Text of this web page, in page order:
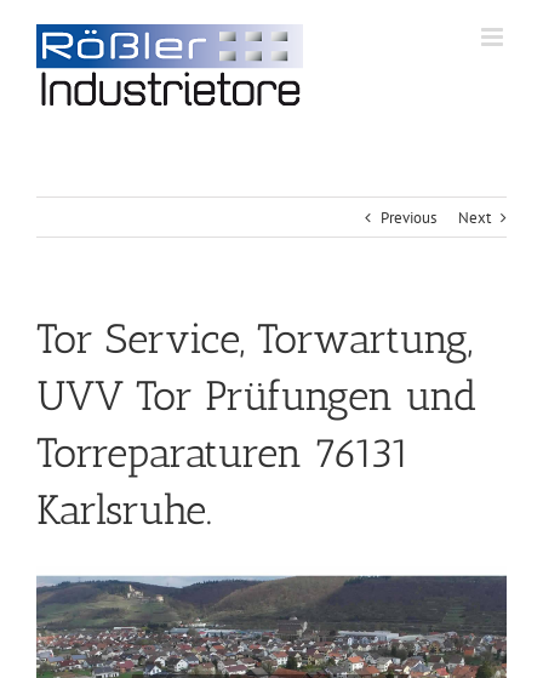
Previous Next
Tor Service, Torwartung,
UVV Tor Prüfungen und
Torreparaturen 76131
Karlsruhe.